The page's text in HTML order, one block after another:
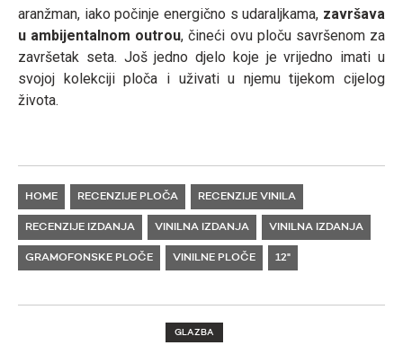
aranžman, iako počinje energično s udaraljkama, završava
u ambijentalnom outrou, čineći ovu ploču savršenom za
završetak seta. Još jedno djelo koje je vrijedno imati u
svojoj kolekciji ploča i uživati u njemu tijekom cijelog
života.
HOME RECENZIJE PLOČA RECENZIJE VINILA
RECENZIJE IZDANJA VINILNA IZDANJA VINILNA IZDANJA
GRAMOFONSKE PLOČE VINILNE PLOČE 12"
GLAZBA